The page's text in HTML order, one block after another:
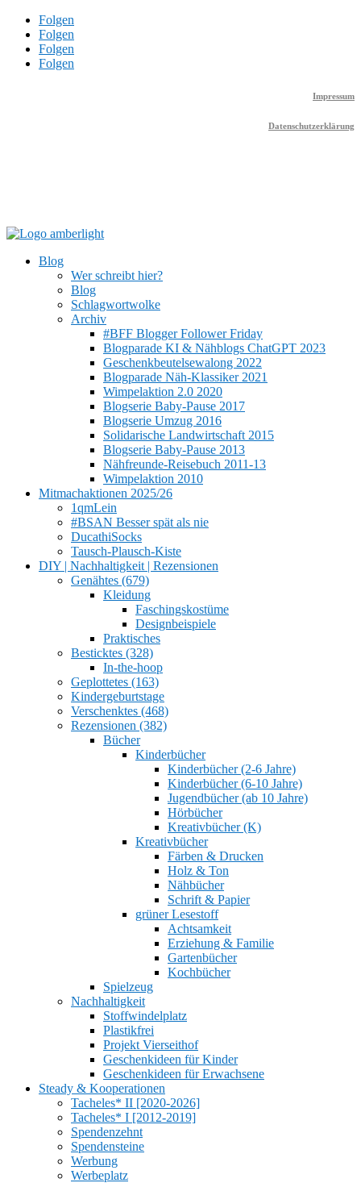
Folgen
Folgen
Folgen
Folgen
Impressum
Datenschutzerklärung
Blog
Wer schreibt hier?
Blog
Schlagwortwolke
Archiv
#BFF Blogger Follower Friday
Blogparade KI & Nähblogs ChatGPT 2023
Geschenkbeutelsewalong 2022
Blogparade Näh-Klassiker 2021
Wimpelaktion 2.0 2020
Blogserie Baby-Pause 2017
Blogserie Umzug 2016
Solidarische Landwirtschaft 2015
Blogserie Baby-Pause 2013
Nähfreunde-Reisebuch 2011-13
Wimpelaktion 2010
Mitmachaktionen 2025/26
1qmLein
#BSAN Besser spät als nie
DucathiSocks
Tausch-Plausch-Kiste
DIY | Nachhaltigkeit | Rezensionen
Genähtes (679)
Kleidung
Faschingskostüme
Designbeispiele
Praktisches
Besticktes (328)
In-the-hoop
Geplottetes (163)
Kindergeburtstage
Verschenktes (468)
Rezensionen (382)
Bücher
Kinderbücher
Kinderbücher (2-6 Jahre)
Kinderbücher (6-10 Jahre)
Jugendbücher (ab 10 Jahre)
Hörbücher
Kreativbücher (K)
Kreativbücher
Färben & Drucken
Holz & Ton
Nähbücher
Schrift & Papier
grüner Lesestoff
Achtsamkeit
Erziehung & Familie
Gartenbücher
Kochbücher
Spielzeug
Nachhaltigkeit
Stoffwindelplatz
Plastikfrei
Projekt Vierseithof
Geschenkideen für Kinder
Geschenkideen für Erwachsene
Steady & Kooperationen
Tacheles* II [2020-2026]
Tacheles* I [2012-2019]
Spendenzehnt
Spendensteine
Werbung
Werbeplatz